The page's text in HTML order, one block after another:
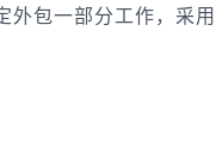
外包一部分工作，采